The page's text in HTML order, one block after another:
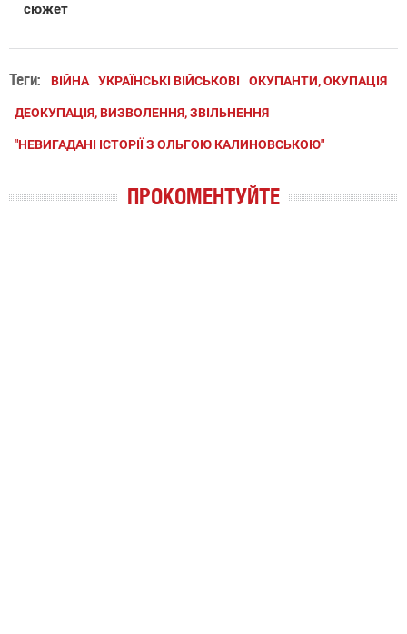
сюжет
Теги: ВІЙНА УКРАЇНСЬКІ ВІЙСЬКОВІ ОКУПАНТИ, ОКУПАЦІЯ
ДЕОКУПАЦІЯ, ВИЗВОЛЕННЯ, ЗВІЛЬНЕННЯ
"НЕВИГАДАНІ ІСТОРІЇ З ОЛЬГОЮ КАЛИНОВСЬКОЮ"
ПРОКОМЕНТУЙТЕ